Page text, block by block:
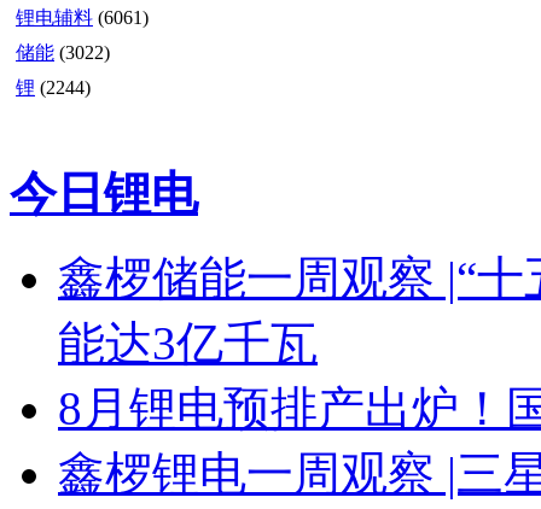
锂电辅料 (6061)
储能 (3022)
锂 (2244)
今日锂电
鑫椤储能一周观察 |“
能达3亿千瓦
8月锂电预排产出炉！
鑫椤锂电一周观察 |三